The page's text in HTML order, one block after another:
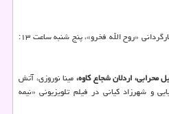
فیلم تلویزیونی جدید نیمه گمشده به کارگردانی «روح الله فخرو»، پنج شنبه ساعت ۱۳:
محرابی، اردلان شجاع کاوه،مینا نوروزی، آتش
و شهرزاد کیانی در فیلم تلویزیونی «نیمه